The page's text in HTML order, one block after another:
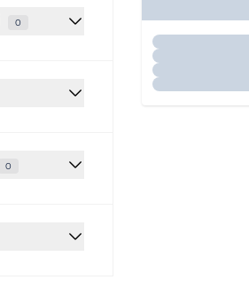
0
0